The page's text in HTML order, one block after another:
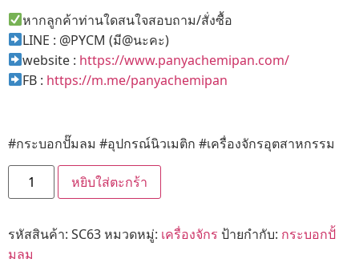
หากลูกค้าท่านใดสนใจสอบถาม/สั่งซื้อ
LINE : @PYCM (มี@นะคะ)
website : https://www.panyachemipan.com/
FB : https://m.me/panyachemipan
#กระบอกปั๊มลม #อุปกรณ์นิวเมติก #เครื่องจักรอุตสาหกรรม
หยิบใส่ตะกร้า
รหัสสินค้า: SC63หมวดหมู่: เครื่องจักร ป้ายกำกับ: กระบอกปั้
มลม